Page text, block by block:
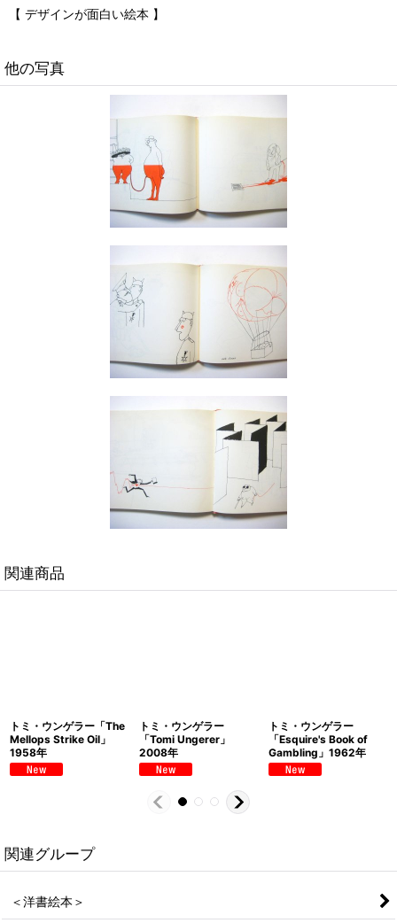
【 デザインが面白い絵本 】
他の写真
関連商品
トミ・ウンゲラー「The
Mellops Strike Oil」
1958年
トミ・ウンゲラー
「Tomi Ungerer」
2008年
トミ・ウンゲラー
「Esquire's Book of
Gambling」1962年
関連グループ
＜洋書絵本＞